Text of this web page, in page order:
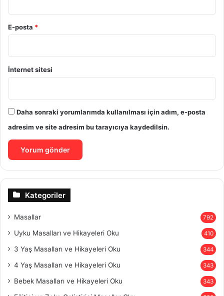
E-posta *
İnternet sitesi
Daha sonraki yorumlarımda kullanılması için adım, e-posta
adresim ve site adresim bu tarayıcıya kaydedilsin.
Kategoriler
Masallar 792
Uyku Masalları ve Hikayeleri Oku 410
3 Yaş Masalları ve Hikayeleri Oku 344
4 Yaş Masalları ve Hikayeleri Oku 343
Bebek Masalları ve Hikayeleri Oku 343